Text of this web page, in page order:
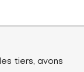
tiers, avons